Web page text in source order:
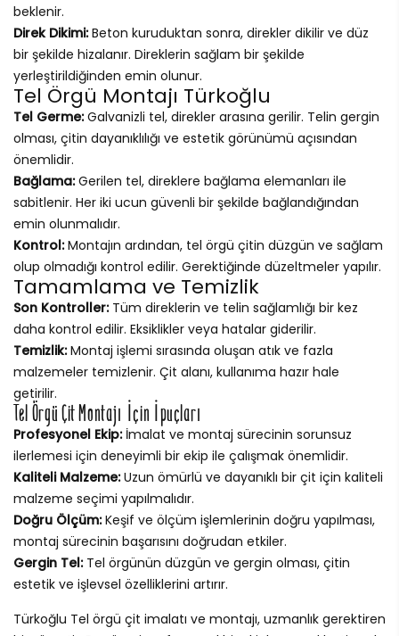
beklenir.
Direk Dikimi:Beton kuruduktan sonra, direkler dikilir ve düz
bir şekilde hizalanır. Direklerin sağlam bir şekilde
yerleştirildiğinden emin olunur.
Tel Örgü Montajı Türkoğlu
Tel Germe:Galvanizli tel, direkler arasına gerilir. Telin gergin
olması, çitin dayanıklılığı ve estetik görünümü açısından
önemlidir.
Bağlama:Gerilen tel, direklere bağlama elemanları ile
sabitlenir. Her iki ucun güvenli bir şekilde bağlandığından
emin olunmalıdır.
Kontrol:Montajın ardından, tel örgü çitin düzgün ve sağlam
olup olmadığı kontrol edilir. Gerektiğinde düzeltmeler yapılır.
Tamamlama ve Temizlik
Son Kontroller:Tüm direklerin ve telin sağlamlığı bir kez
daha kontrol edilir. Eksiklikler veya hatalar giderilir.
Temizlik:Montaj işlemi sırasında oluşan atık ve fazla
malzemeler temizlenir. Çit alanı, kullanıma hazır hale
getirilir.
Tel Örgü Çit Montajı İçin İpuçları
Profesyonel Ekip:İmalat ve montaj sürecinin sorunsuz
ilerlemesi için deneyimli bir ekip ile çalışmak önemlidir.
Kaliteli Malzeme:Uzun ömürlü ve dayanıklı bir çit için kaliteli
malzeme seçimi yapılmalıdır.
Doğru Ölçüm:Keşif ve ölçüm işlemlerinin doğru yapılması,
montaj sürecinin başarısını doğrudan etkiler.
Gergin Tel:Tel örgünün düzgün ve gergin olması, çitin
estetik ve işlevsel özelliklerini artırır.
Türkoğlu Tel örgü çit imalatı ve montajı, uzmanlık gerektiren